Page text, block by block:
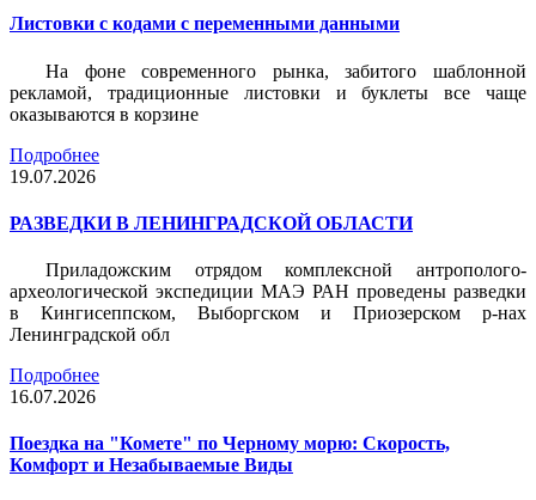
Листовки c кодами с переменными данными
На фоне современного рынка, забитого шаблонной
рекламой, традиционные листовки и буклеты все чаще
оказываются в корзине
Подробнее
19.07.2026
РАЗВЕДКИ В ЛЕНИНГРАДСКОЙ ОБЛАСТИ
Приладожским отрядом комплексной антрополого-
археологической экспедиции МАЭ РАН проведены разведки
в Кингисеппском, Выборгском и Приозерском р-нах
Ленинградской обл
Подробнее
16.07.2026
Поездка на "Комете" по Черному морю: Скорость,
Комфорт и Незабываемые Виды